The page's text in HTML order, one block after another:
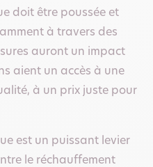
doit être poussée et
à travers des
auront un impact
aient un accès à une
à un prix juste pour
est un puissant levier
le réchauffement